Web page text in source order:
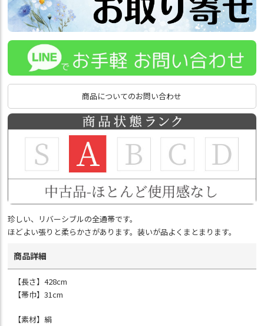
商品についてのお問い合わせ
珍しい、リバーシブルの全通帯です。
ほどよい張りと柔らかさがあります。装いが品よくまとまります。
商品詳細
【長さ】428cm
【帯巾】31cm
【素材】絹